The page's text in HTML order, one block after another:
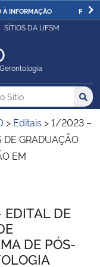
À INFORMAÇÃO
SÍTIOS DA UFSM
no no Sítio
> Editais >1/2023 –
DE GRADUAÇÃO
EM
DE
DE PÓS-